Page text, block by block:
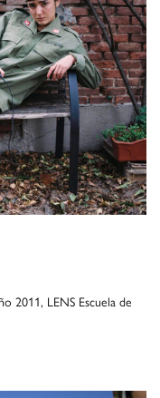
2011, LENS Escuela de